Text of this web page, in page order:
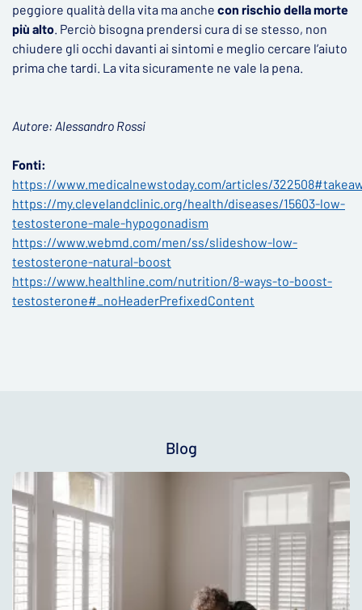
peggiore qualità della vita ma anche con rischio della morte
più alto . Perciò bisogna prendersi cura di se stesso, non
chiudere gli occhi davanti ai sintomi e meglio cercare l’aiuto
prima che tardi. La vita sicuramente ne vale la pena.
Autore: Alessandro Rossi
Fonti:
https://www.medicalnewstoday.com/articles/
https://my.clevelandclinic.org/health/diseases/15603-low-
testosterone-male-hypogonadism
https://www.webmd.com/men/ss/slideshow-low-
testosterone-natural-boost
https://www.healthline.com/nutrition/8-ways-to-boost-
testosterone#_noHeaderPrefixedContent
Blog